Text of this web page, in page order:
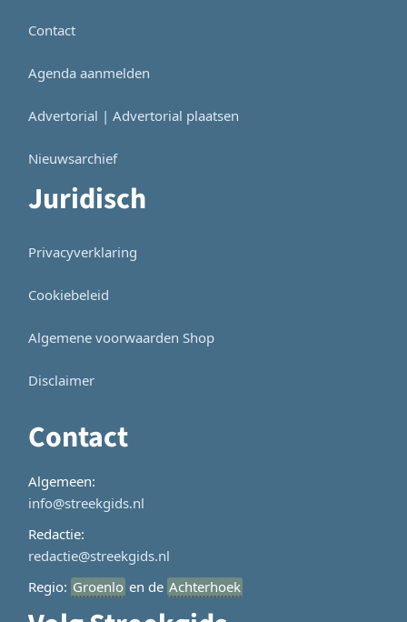
Contact
Agenda aanmelden
Advertorial | Advertorial plaatsen
Nieuwsarchief
Juridisch
Privacyverklaring
Cookiebeleid
Algemene voorwaarden Shop
Disclaimer
Contact
Algemeen:
info@streekgids.nl
Redactie:
redactie@streekgids.nl
Regio: Groenlo en de Achterhoek